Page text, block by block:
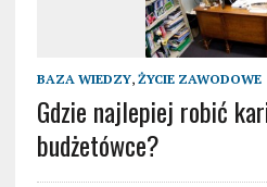
BAZA WIEDZY, ŻYCIE ZAWODOWE
Gdzie najlepiej robić
budżetówce?